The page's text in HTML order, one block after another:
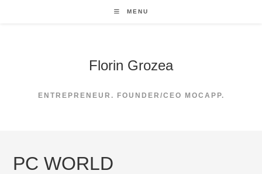
MENU
Florin Grozea
ENTREPRENEUR. FOUNDER/CEO MOCAPP.
PC WORLD